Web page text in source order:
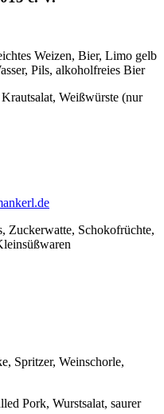
Weizen, Bier, Limo gelb
Pils, alkoholfreies Bier
Weißwürste (nur
Zuckerwatte, Schokofrüchte,
Spritzer, Weinschorle,
Pork, Wurstsalat, saurer